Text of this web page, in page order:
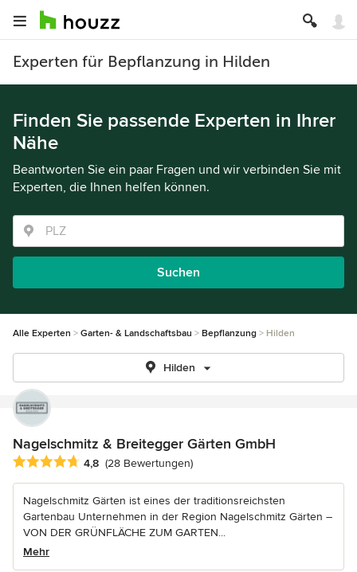
Experten für Bepflanzung in Hilden
Finden Sie passende Experten in Ihrer
Nähe
Beantworten Sie ein paar Fragen und wir verbinden Sie mit
Experten, die Ihnen helfen können.
Suchen
Alle Experten Garten- & Landschaftsbau Bepflanzung Hilden
Hilden
Nagelschmitz & Breitegger Gärten GmbH
Durchschnittliche Bewertung: 4.8 von 5 Sternen
4,8 (28 Bewertungen)
Nagelschmitz Gärten ist eines der traditionsreichsten
Gartenbau Unternehmen in der Region Nagelschmitz Gärten –
VON DER GRÜNFLÄCHE ZUM GARTEN...
Mehr